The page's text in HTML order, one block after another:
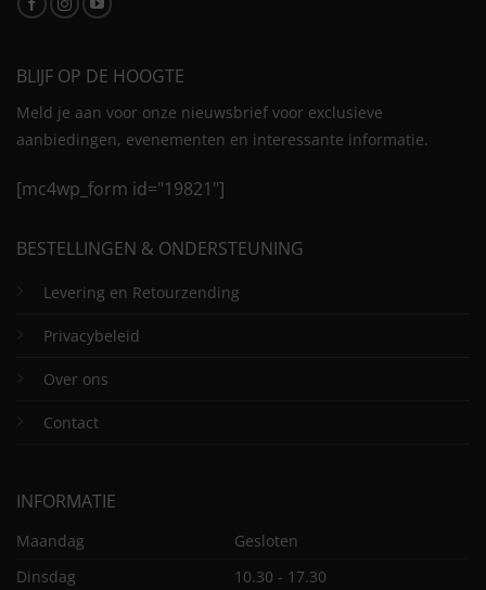
BESTELLINGEN & ONDERSTEUNING
Levering en Retourzending
Privacybeleid
Over ons
Contact
INFORMATIE
Maandag
Gesloten
Dinsdag
10.30 - 17.30
BLIJF OP DE HOOGTE
Meld je aan voor onze nieuwsbrief voor exclusieve
aanbiedingen, evenementen en interessante informatie.
[mc4wp_form id="19821"]